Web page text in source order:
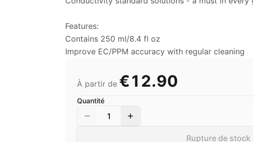
Features:
Contains 250 ml/8.4 fl oz
Improve EC/PPM accuracy with regular cleaning
À partir de €12.90
Quantité
1
Rupture de stock